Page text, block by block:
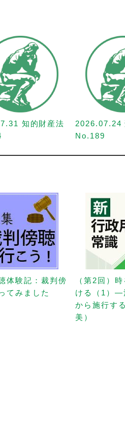
知的財産法
2026.07.24
No.189
体験記：裁判傍
てみました
（第2回）
ける（1）—
から施行す
美）